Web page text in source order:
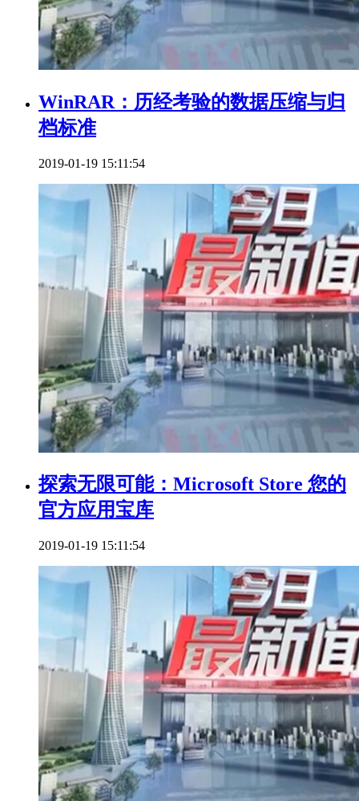
WinRAR：历经考验的数据压缩与归
档标准
2019-01-19 15:11:54
探索无限可能：Microsoft Store 您的
官方应用宝库
2019-01-19 15:11:54